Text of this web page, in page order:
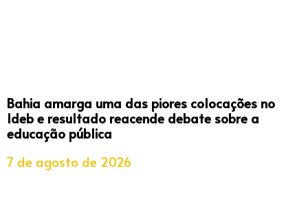
Bahia amarga uma das piores colocações no
Ideb e resultado reacende debate sobre a
educação pública
7 de agosto de 2026